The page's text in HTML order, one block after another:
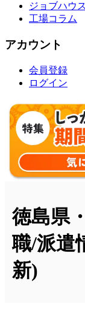
ジョブハウ
工場コラム
アカウント
会員登録
ログイン
徳島県
職/派遣
新)